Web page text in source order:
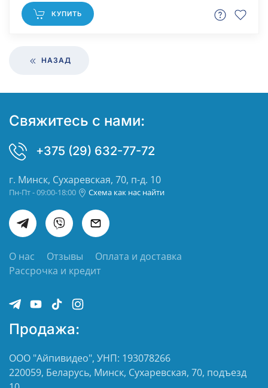
КУПИТЬ
НАЗАД
Свяжитесь с нами:
+375 (29) 632-77-72
г. Минск, Сухаревская, 70, п-д. 10
Пн-Пт - 09:00-18:00 Схема как нас найти
О нас Отзывы
Оплата и доставка
Рассрочка и кредит
Продажа:
ООО "Айпивидео", УНП: 193078266
220059, Беларусь, Минск, Сухаревская, 70, подъезд